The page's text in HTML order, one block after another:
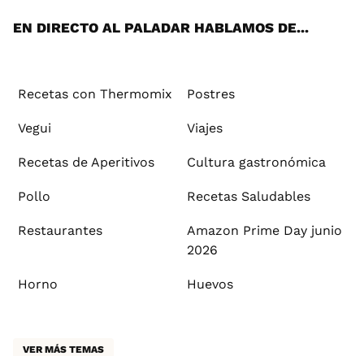
EN DIRECTO AL PALADAR HABLAMOS DE...
Recetas con Thermomix Postres
Vegui Viajes
Recetas de Aperitivos Cultura gastronómica
Pollo Recetas Saludables
Restaurantes
Amazon Prime Day junio
2026
Horno Huevos
VER MÁS TEMAS